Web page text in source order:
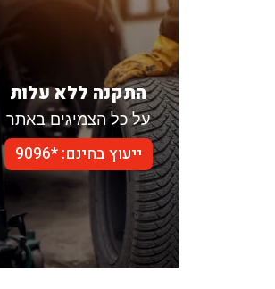
התקנה ללא עלות
על כל הצמיגים באתר
ייעוץ בחינם: *9096